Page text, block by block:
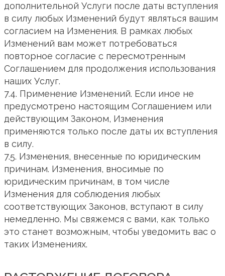
дополнительной Услуги после даты вступления
в силу любых Изменений будут являться вашим
согласием на Изменения. В рамках любых
Изменений вам может потребоваться
повторное согласие с пересмотренным
Соглашением для продолжения использования
наших Услуг.
7.4. Применение Изменений. Если иное не
предусмотрено настоящим Соглашением или
действующим Законом, Изменения
применяются только после даты их вступления
в силу.
7.5. Изменения, внесенные по юридическим
причинам. Изменения, вносимые по
юридическим причинам, в том числе
Изменения для соблюдения любых
соответствующих Законов, вступают в силу
немедленно. Мы свяжемся с вами, как только
это станет возможным, чтобы уведомить вас о
таких Изменениях.